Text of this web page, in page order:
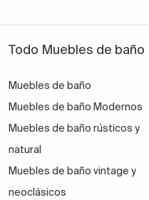
Todo Muebles de baño
Muebles de baño
Muebles de baño Modernos
Muebles de baño rústicos y
natural
Muebles de baño vintage y
neoclásicos